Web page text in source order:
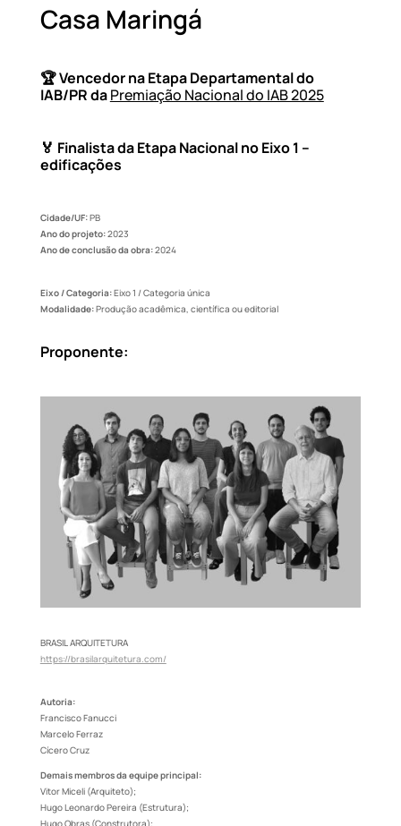
Casa Maringá
🏆Vencedor na Etapa Departamental do
IAB/PR daPremiação Nacional do IAB 2025
🏅 Finalista da Etapa Nacional noEixo 1 –
edificações
Cidade/UF:PB
Ano do projeto:2023
Ano de conclusão da obra:2024
Eixo / Categoria:Eixo 1 / Categoria única
Modalidade:Produção acadêmica, científica ou editorial
Proponente:
BRASIL ARQUITETURA
https://brasilarquitetura.com/
Autoria:
Francisco Fanucci
Marcelo Ferraz
Cícero Cruz
Demais membros da equipe principal:
Vitor Miceli (Arquiteto);
Hugo Leonardo Pereira (Estrutura);